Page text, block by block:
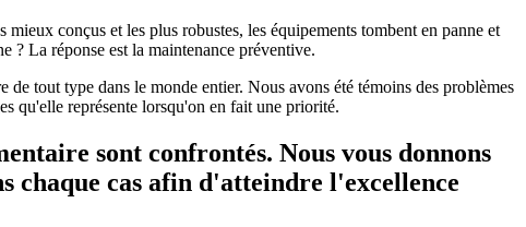
conçus et les plus robustes, les équipements tombent en panne et
? La réponse est la maintenance préventive.
tout type dans le monde entier. Nous avons été témoins des problèmes
qu'elle représente lorsqu'on en fait une priorité.
sont confrontés. Nous vous donnons
chaque cas afin d'atteindre l'excellence